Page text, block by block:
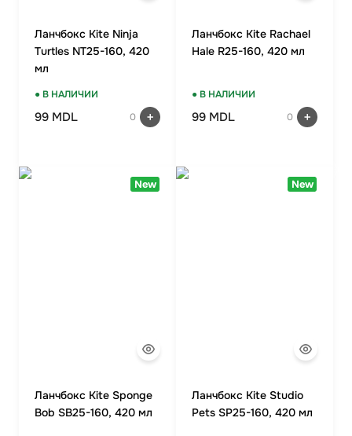
Ланчбокс Kite Ninja
Turtles NT25-160, 420
мл
● В НАЛИЧИИ
99 MDL 0
Ланчбокс Kite Rachael
Hale R25-160, 420 мл
● В НАЛИЧИИ
99 MDL 0
New
Ланчбокс Kite Sponge
Bob SB25-160, 420 мл
New
Ланчбокс Kite Studio
Pets SP25-160, 420 мл